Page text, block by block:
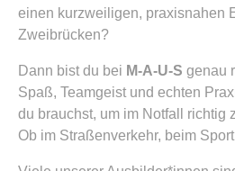
einen kurzweiligen, praxisnahen
Zweibrücken?
Dann bist du bei M-A-U-S genau
Spaß, Teamgeist und echten
du brauchst, um im Notfall richtig
Ob im Straßenverkehr, beim